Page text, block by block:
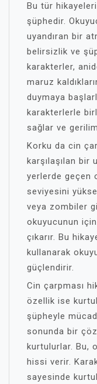
Bu tür
şüphedir.
uyandıran bir
belirsizlik ve
karakterler,
maruz
duymaya
karakterlerle
sağlar ve
Korku da cin
karşılaşılan bir
yerlerde geçen
seviyesini
veya zombiler
okuyucunun
çıkarır. Bu
kullanarak
güçlendirir.
Cin çarpması
özellik ise
şüpheyle
sonunda bir
kurtulurlar. Bu,
hissi verir.
sayesinde